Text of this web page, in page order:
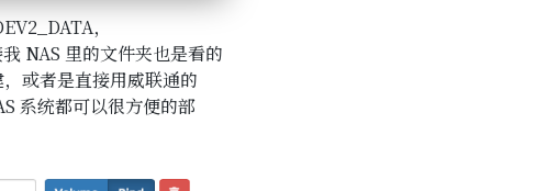
，
NAS 里的文件夹也是看的
或者是直接用威联通的
系统都可以很方便的部